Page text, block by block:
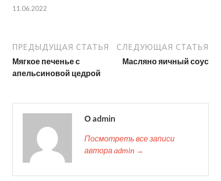
11.06.2022
ПРЕДЫДУЩАЯ СТАТЬЯ
Мягкое печенье с
апельсиновой цедрой
СЛЕДУЮЩАЯ СТАТЬЯ
Масляно яичный соус
О admin
Посмотреть все записи
автора admin →